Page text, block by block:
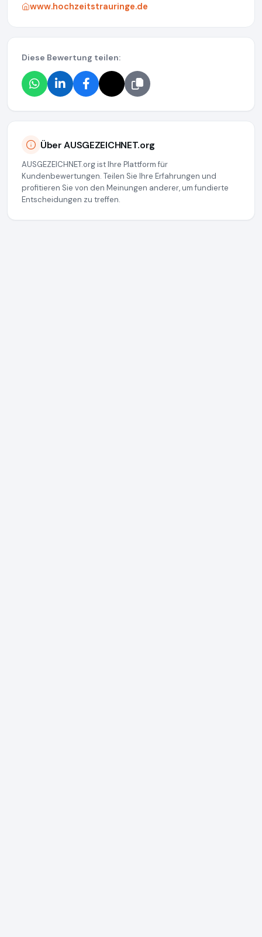
www.hochzeitstrauringe.de
Diese Bewertung teilen:
Über AUSGEZEICHNET.org
AUSGEZEICHNET.org ist Ihre Plattform für
Kundenbewertungen. Teilen Sie Ihre Erfahrungen und
profitieren Sie von den Meinungen anderer, um fundierte
Entscheidungen zu treffen.